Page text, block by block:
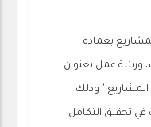
بعمادة
ورشة عمل بعنوان
" وذلك
تحقيق التكامل